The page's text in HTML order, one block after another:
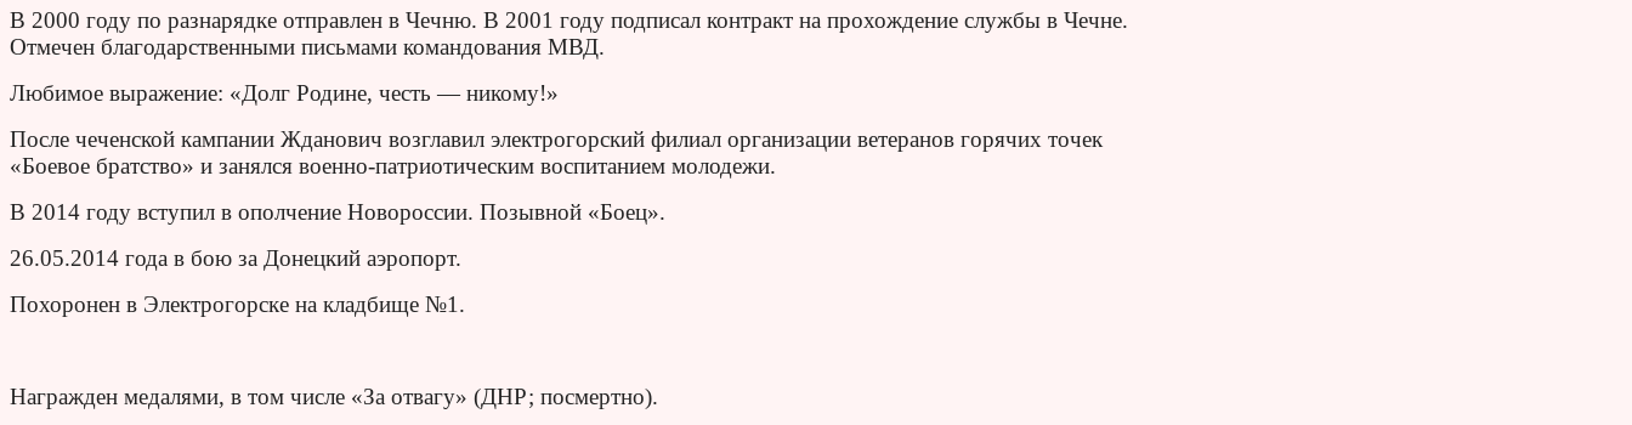
В 2000 году по разнарядке отправлен в Чечню. В 2001 году подписал контракт на прохождение службы в Чечне.
Отмечен благодарственными письмами командования МВД.
Любимое выражение: «Долг Родине, честь — никому!»
После чеченской кампании Жданович возглавил электрогорский филиал организации ветеранов горячих точек
«Боевое братство» и занялся военно-патриотическим воспитанием молодежи.
В 2014 году вступил в ополчение Новороссии. Позывной «Боец».
26.05.2014 года в бою за Донецкий аэропорт.
Похоронен в Электрогорске на кладбище №1.
Награжден медалями, в том числе «За отвагу» (ДНР; посмертно).